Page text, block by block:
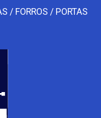
/ FORROS / PORTAS